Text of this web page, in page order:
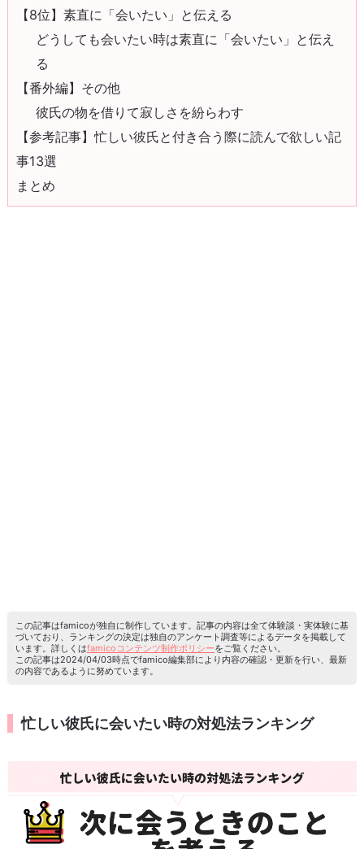
【8位】素直に「会いたい」と伝える
どうしても会いたい時は素直に「会いたい」と伝え
る
【番外編】その他
彼氏の物を借りて寂しさを紛らわす
【参考記事】忙しい彼氏と付き合う際に読んで欲しい記
事13選
まとめ
この記事はfamicoが独自に制作しています。記事の内容は全て体験談・実体験に基
づいており、ランキングの決定は独自のアンケート調査等によるデータを掲載して
います。詳しくはfamicoコンテンツ制作ポリシーをご覧ください。
この記事は2024/04/03時点でfamico編集部により内容の確認・更新を行い、最新
の内容であるように努めています。
忙しい彼氏に会いたい時の対処法ランキング